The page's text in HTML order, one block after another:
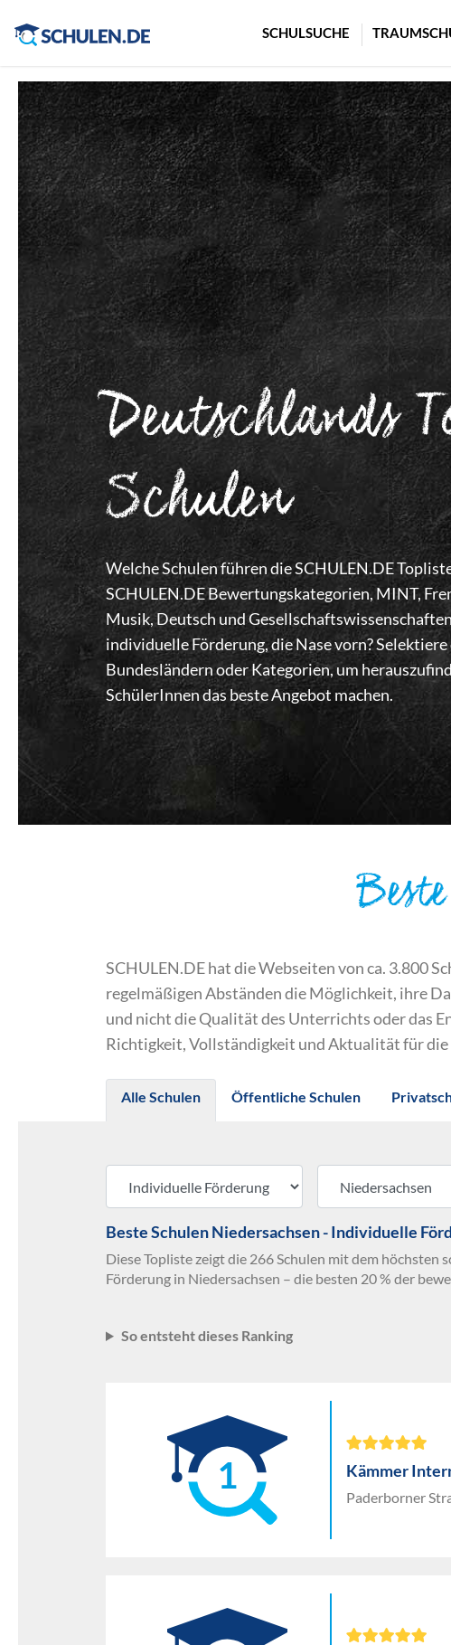
SCHULSUCHE
Deutschlands
Schulen
Welche Schulen führen die SCHULEN.DE
SCHULEN.DE Bewertungskategorien, MINT,
Musik, Deutsch und
individuelle Förderung, die Nase vorn?
Bundesländern oder Kategorien, um
SchülerInnen das beste Angebot machen.
SCHULEN.DE hat die Webseiten von ca. 3.800
regelmäßigen Abständen die Möglichkeit, ihre
und nicht die Qualität des Unterrichts oder das
Richtigkeit, Vollständigkeit und Aktualität für die
Alle Schulen Öffentliche Schulen
Beste Schulen Niedersachsen - Individuelle
Diese Topliste zeigt die 266 Schulen mit dem
Förderung in Niedersachsen – die besten 20 % der
So entsteht dieses Ranking
1 Kämmer
Paderborner